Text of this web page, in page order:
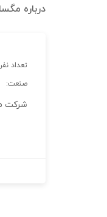
درباره مگسا
تعداد
صنعت:
شرکت